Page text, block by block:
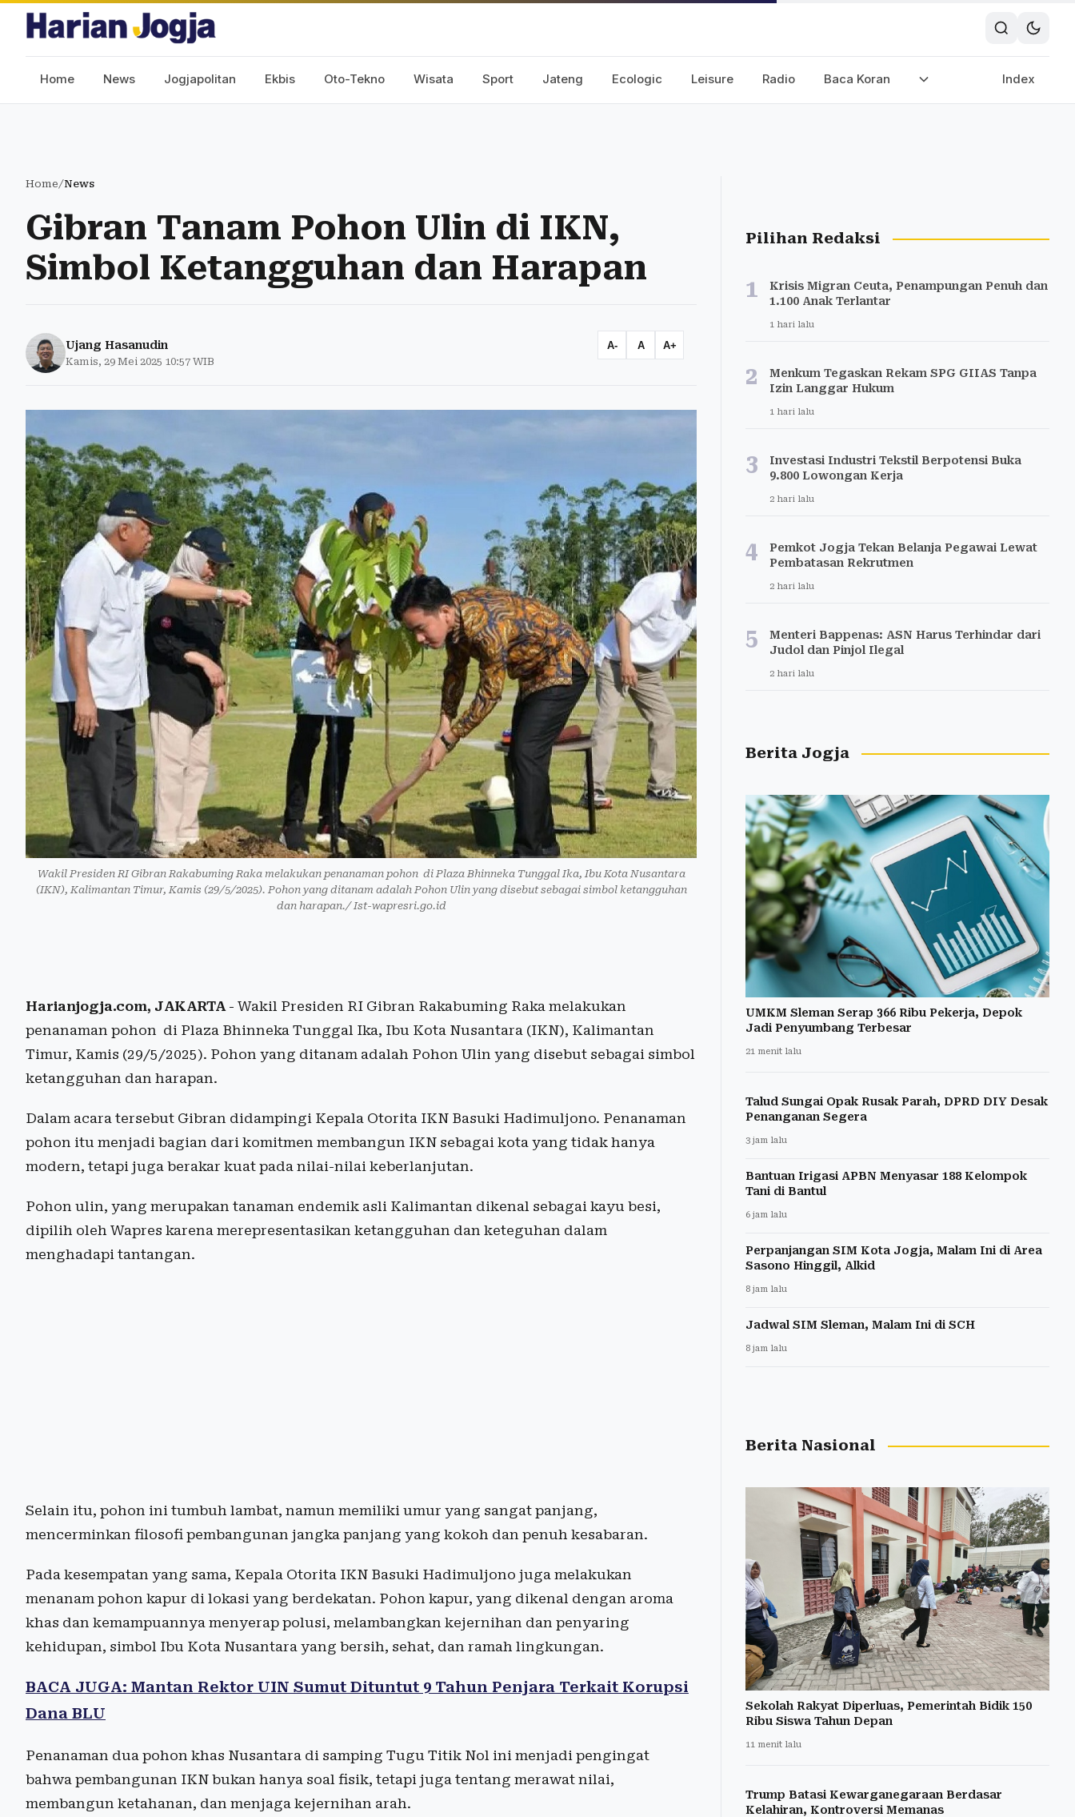
Home News Jogjapolitan Ekbis Oto-Tekno Wisata Sport Jateng Ecologic Leisure Radio Baca Koran Index
Home/News
Gibran Tanam Pohon Ulin di IKN,
Simbol Ketangguhan dan Harapan
Ujang Hasanudin
Kamis, 29 Mei 2025 10:57 WIB
A- A A+
Wakil Presiden RI Gibran Rakabuming Raka melakukan penanaman pohon di Plaza Bhinneka Tunggal Ika, Ibu Kota Nusantara
(IKN), Kalimantan Timur, Kamis (29/5/2025). Pohon yang ditanam adalah Pohon Ulin yang disebut sebagai simbol ketangguhan
dan harapan./ Ist-wapresri.go.id
Harianjogja.com, JAKARTA - Wakil Presiden RI Gibran Rakabuming Raka melakukan
penanaman pohon di Plaza Bhinneka Tunggal Ika, Ibu Kota Nusantara (IKN), Kalimantan
Timur, Kamis (29/5/2025). Pohon yang ditanam adalah Pohon Ulin yang disebut sebagai simbol
ketangguhan dan harapan.
Dalam acara tersebut Gibran didampingi Kepala Otorita IKN Basuki Hadimuljono. Penanaman
pohon itu menjadi bagian dari komitmen membangun IKN sebagai kota yang tidak hanya
modern, tetapi juga berakar kuat pada nilai-nilai keberlanjutan.
Pohon ulin, yang merupakan tanaman endemik asli Kalimantan dikenal sebagai kayu besi,
dipilih oleh Wapres karena merepresentasikan ketangguhan dan keteguhan dalam
menghadapi tantangan.
Selain itu, pohon ini tumbuh lambat, namun memiliki umur yang sangat panjang,
mencerminkan filosofi pembangunan jangka panjang yang kokoh dan penuh kesabaran.
Pada kesempatan yang sama, Kepala Otorita IKN Basuki Hadimuljono juga melakukan
menanam pohon kapur di lokasi yang berdekatan. Pohon kapur, yang dikenal dengan aroma
khas dan kemampuannya menyerap polusi, melambangkan kejernihan dan penyaring
kehidupan, simbol Ibu Kota Nusantara yang bersih, sehat, dan ramah lingkungan.
BACA JUGA: Mantan Rektor UIN Sumut Dituntut 9 Tahun Penjara Terkait Korupsi
Dana BLU
Penanaman dua pohon khas Nusantara di samping Tugu Titik Nol ini menjadi pengingat
bahwa pembangunan IKN bukan hanya soal fisik, tetapi juga tentang merawat nilai,
membangun ketahanan, dan menjaga kejernihan arah.
Pilihan Redaksi
1
Krisis Migran Ceuta, Penampungan Penuh dan
1.100 Anak Terlantar
1 hari lalu
2
Menkum Tegaskan Rekam SPG GIIAS Tanpa
Izin Langgar Hukum
1 hari lalu
3
Investasi Industri Tekstil Berpotensi Buka
9.800 Lowongan Kerja
2 hari lalu
4
Pemkot Jogja Tekan Belanja Pegawai Lewat
Pembatasan Rekrutmen
2 hari lalu
5
Menteri Bappenas: ASN Harus Terhindar dari
Judol dan Pinjol Ilegal
2 hari lalu
Berita Jogja
UMKM Sleman Serap 366 Ribu Pekerja, Depok
Jadi Penyumbang Terbesar
21 menit lalu
Talud Sungai Opak Rusak Parah, DPRD DIY Desak
Penanganan Segera
3 jam lalu
Bantuan Irigasi APBN Menyasar 188 Kelompok
Tani di Bantul
6 jam lalu
Perpanjangan SIM Kota Jogja, Malam Ini di Area
Sasono Hinggil, Alkid
8 jam lalu
Jadwal SIM Sleman, Malam Ini di SCH
8 jam lalu
Berita Nasional
Sekolah Rakyat Diperluas, Pemerintah Bidik 150
Ribu Siswa Tahun Depan
11 menit lalu
Trump Batasi Kewarganegaraan Berdasar
Kelahiran, Kontroversi Memanas